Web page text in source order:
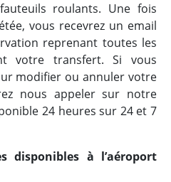
roulants. Une fois
vous recevrez un email
reprenant toutes les
votre transfert. Si vous
modifier ou annuler votre
nous appeler sur notre
24 heures sur 24 et 7
disponibles à l’aéroport